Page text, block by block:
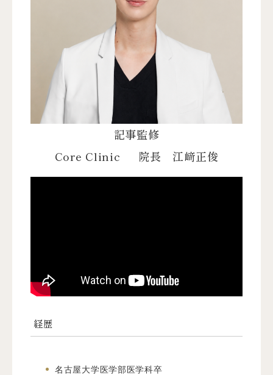
記事監修
Core Clinic
院長 江﨑正俊
経歴
名古屋大学医学部医学科卒